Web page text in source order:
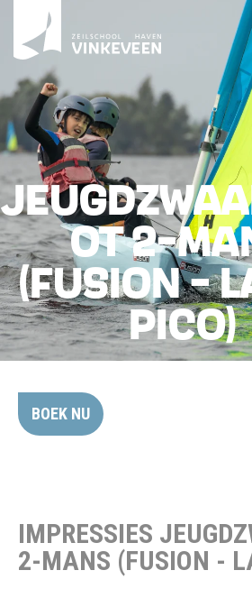
OT 2-
(FUSION -
PICO)
BOEK NU
IMPRESSIES
2-MANS (FUSION -